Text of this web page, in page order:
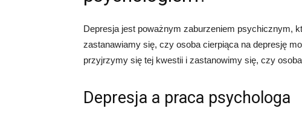
Depresja jest poważnym zaburzeniem psychicznym,
zastanawiamy się, czy osoba cierpiąca na depresję
przyjrzymy się tej kwestii i zastanowimy się, czy
Depresja a praca psychologa